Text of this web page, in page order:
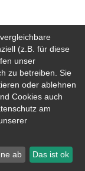
(z.B. für diese
unser
zu betreiben. Sie
oder ablehnen
Cookies auch
am
ab Das ist ok